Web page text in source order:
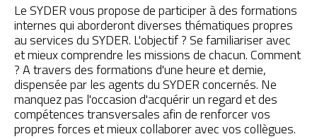
Le SYDER vous propose de participer à des formations
internes qui aborderont diverses thématiques propres
au services du SYDER. L'objectif ? Se familiariser avec
et mieux comprendre les missions de chacun. Comment
? A travers des formations d'une heure et demie,
dispensée par les agents du SYDER concernés. Ne
manquez pas l'occasion d'acquérir un regard et des
compétences transversales afin de renforcer vos
propres forces et mieux collaborer avec vos collègues.